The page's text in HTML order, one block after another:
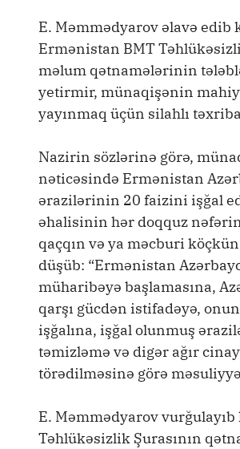
E. Məmmədyarov əlavə edib
Ermənistan BMT
məlum qətnamələrinin
yetirmir, münaqişənin
yayınmaq üçün silahlı
Nazirin sözlərinə görə,
nəticəsində Ermənistan
ərazilərinin 20 faizini işğal
əhalisinin hər doqquz
qaçqın və ya məcburi
düşüb: “Ermənistan
müharibəyə başlamasına,
qarşı gücdən istifadəyə,
işğalına, işğal olunmuş
təmizləmə və digər ağır
törədilməsinə görə
E. Məmmədyarov
Təhlükəsizlik Şurasının